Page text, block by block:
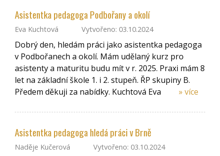
Asistentka pedagoga Podbořany a okolí
Eva Kuchtová Vytvořeno: 03.10.2024
Dobrý den, hledám práci jako asistentka pedagoga
v Podbořanech a okolí. Mám udělaný kurz pro
asistenty a maturitu budu mít v r. 2025. Praxi mám 8
let na základní škole 1. i 2. stupeň. ŘP skupiny B.
Předem děkuji za nabídky. Kuchtová Eva
» více
Asistentka pedagoga hledá práci v Brně
Naděje Kučerová Vytvořeno: 03.10.2024